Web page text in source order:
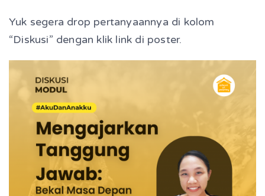
Yuk segera drop pertanyaannya di kolom
“Diskusi” dengan klik link di poster.